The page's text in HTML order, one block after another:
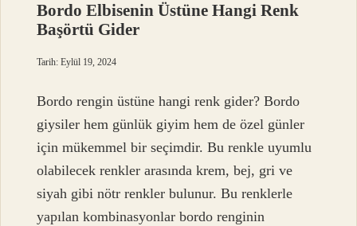
Bordo Elbisenin Üstüne Hangi Renk
Başörtü Gider
Tarih: Eylül 19, 2024
Bordo rengin üstüne hangi renk gider? Bordo
giysiler hem günlük giyim hem de özel günler
için mükemmel bir seçimdir. Bu renkle uyumlu
olabilecek renkler arasında krem, bej, gri ve
siyah gibi nötr renkler bulunur. Bu renklerle
yapılan kombinasyonlar bordo renginin